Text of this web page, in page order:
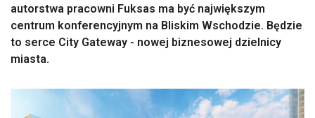
autorstwa pracowni Fuksas ma być największym
centrum konferencyjnym na Bliskim Wschodzie. Będzie
to serce City Gateway - nowej biznesowej dzielnicy
miasta.